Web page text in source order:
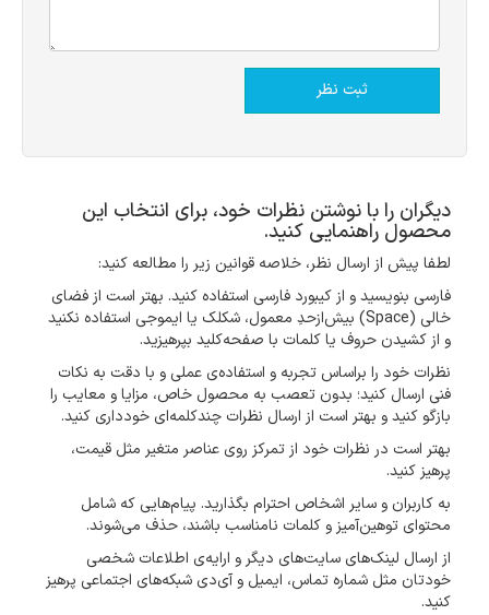
دیگران را با نوشتن نظرات خود، برای انتخاب این
محصول راهنمایی کنید.
لطفا پیش از ارسال نظر، خلاصه قوانین زیر را مطالعه کنید:
فارسی بنویسید و از کیبورد فارسی استفاده کنید. بهتر است از فضای
خالی (Space) بیش‌از‌حدِ معمول، شکلک یا ایموجی استفاده نکنید
و از کشیدن حروف یا کلمات با صفحه‌کلید بپرهیزید.
نظرات خود را براساس تجربه و استفاده‌ی عملی و با دقت به نکات
فنی ارسال کنید؛ بدون تعصب به محصول خاص، مزایا و معایب را
بازگو کنید و بهتر است از ارسال نظرات چندکلمه‌‌ای خودداری کنید.
بهتر است در نظرات خود از تمرکز روی عناصر متغیر مثل قیمت،
پرهیز کنید.
به کاربران و سایر اشخاص احترام بگذارید. پیام‌هایی که شامل
محتوای توهین‌آمیز و کلمات نامناسب باشند، حذف می‌شوند.
از ارسال لینک‌های سایت‌های دیگر و ارایه‌ی اطلاعات شخصی
خودتان مثل شماره تماس، ایمیل و آی‌دی شبکه‌های اجتماعی پرهیز
کنید.